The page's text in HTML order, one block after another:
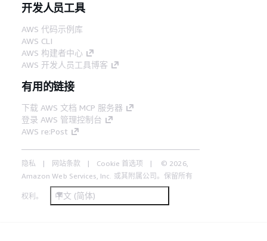
开发人员工具
AWS 代码示例库
AWS CLI
AWS 构建者中心
AWS 开发人员工具博客
有用的链接
下载 AWS 文档 MCP 服务器
登录 AWS 管理控制台
AWS re:Post
隐私 网站条款 Cookie 首选项
© 2026,
Amazon Web Services, Inc. 或其附属公司。保留所有
权利。 中文 (简体)